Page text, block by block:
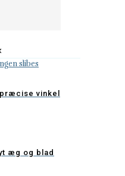
vinkel
æg og blad